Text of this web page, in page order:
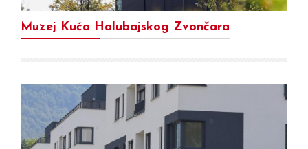
Muzej Kuća Halubajskog Zvončara